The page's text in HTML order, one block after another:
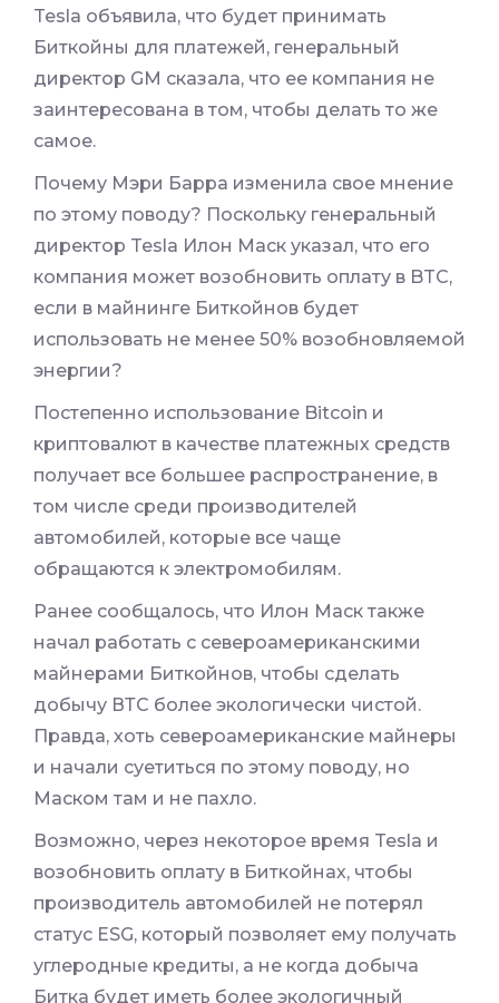
Tesla объявила, что будет принимать
Биткойны для платежей, генеральный
директор GM сказала, что ее компания не
заинтересована в том, чтобы делать то же
самое.
Почему Мэри Барра изменила свое мнение
по этому поводу? Поскольку генеральный
директор Tesla Илон Маск указал, что его
компания может возобновить оплату в BTC,
если в майнинге Биткойнов будет
использовать не менее 50% возобновляемой
энергии?
Постепенно использование Bitcoin и
криптовалют в качестве платежных средств
получает все большее распространение, в
том числе среди производителей
автомобилей, которые все чаще
обращаются к электромобилям.
Ранее сообщалось, что Илон Маск также
начал работать с североамериканскими
майнерами Биткойнов, чтобы сделать
добычу ВТС более экологически чистой.
Правда, хоть североамериканские майнеры
и начали суетиться по этому поводу, но
Маском там и не пахло.
Возможно, через некоторое время Tesla и
возобновить оплату в Биткойнах, чтобы
производитель автомобилей не потерял
статус ESG, который позволяет ему получать
углеродные кредиты, а не когда добыча
Битка будет иметь более экологичный